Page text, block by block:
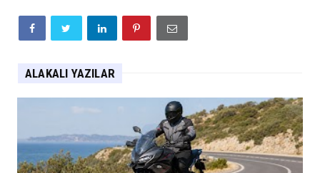
ALAKALI YAZILAR